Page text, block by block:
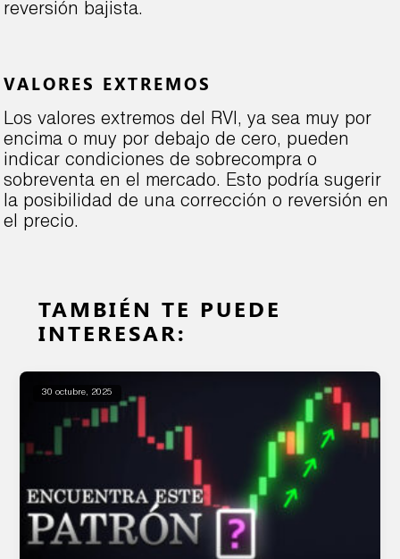
reversión bajista.
VALORES EXTREMOS
Los valores extremos del RVI, ya sea muy por
encima o muy por debajo de cero, pueden
indicar condiciones de sobrecompra o
sobreventa en el mercado. Esto podría sugerir
la posibilidad de una corrección o reversión en
el precio.
TAMBIÉN TE PUEDE
INTERESAR:
30 octubre, 2025